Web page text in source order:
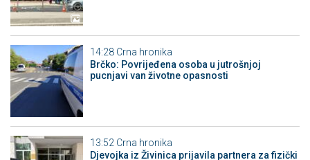
14:28 Crna hronika
Brčko: Povrijeđena osoba u jutrošnjoj
pucnjavi van životne opasnosti
13:52 Crna hronika
Djevojka iz Živinica prijavila partnera za fizički